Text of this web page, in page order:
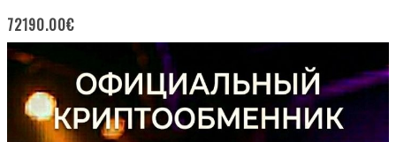
72190.00€